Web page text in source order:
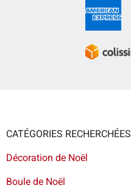
CATÉGORIES RECHERCHÉES
Décoration de Noël
Boule de Noël